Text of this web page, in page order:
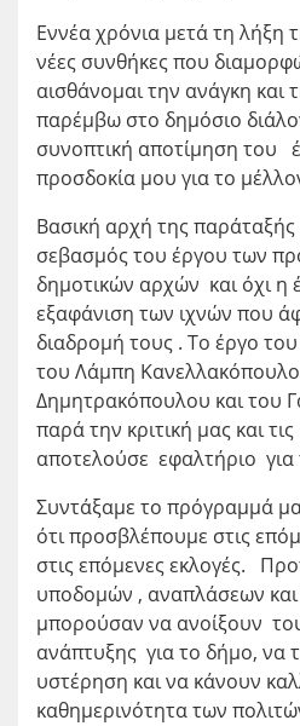
Εννέα χρόνια μετά τη λήξη
νέες συνθήκες που
αισθάνομαι την ανάγκη
παρέμβω στο δημόσιο
συνοπτική αποτίμηση του
προσδοκία μου για το
Βασική αρχή της
σεβασμός του έργου των
δημοτικών αρχών και όχι η
εξαφάνιση των ιχνών που
διαδρομή τους . Το έργο
του Λάμπη
Δημητρακόπουλου και του
παρά την κριτική μας και
αποτελούσε εφαλτήριο για
Συντάξαμε το πρόγραμμά
ότι προσβλέπουμε στις
στις επόμενες εκλογές.
υποδομών , αναπλάσεων
μπορούσαν να ανοίξουν
ανάπτυξης για το δήμο, να
υστέρηση και να κάνουν
καθημερινότητα των